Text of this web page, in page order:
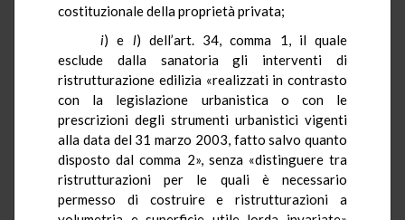
costituzionale della proprietà privata;
i) e l) dell’art. 34, comma 1, il quale
esclude dalla sanatoria gli interventi di
ristrutturazione edilizia «realizzati in contrasto
con la legislazione urbanistica o con le
prescrizioni degli strumenti urbanistici vigenti
alla data del 31 marzo 2003, fatto salvo quanto
disposto dal comma 2», senza «distinguere tra
ristrutturazioni per le quali è necessario
permesso di costruire e ristrutturazioni a